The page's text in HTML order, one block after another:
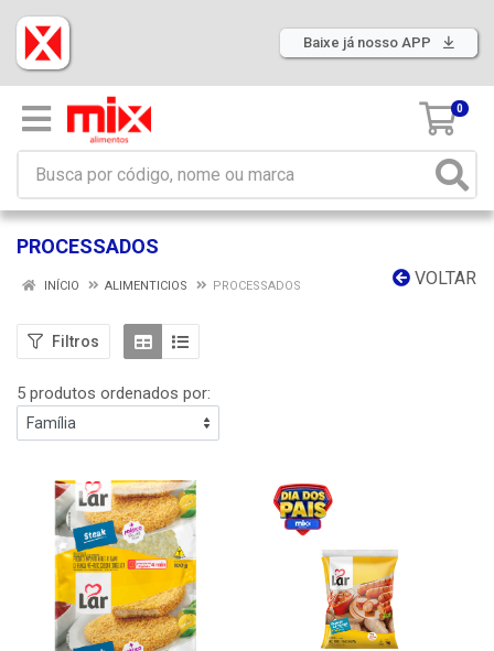
Baixe já nosso APP
0
PROCESSADOS
VOLTAR
INÍCIO ALIMENTICIOS PROCESSADOS
Filtros
5 produtos ordenados por: